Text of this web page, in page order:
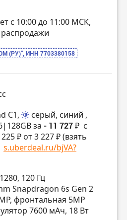
с 10:00 до 11:00 МСК,
(РУ)”, ИНН 7703380158
C1,
серый, синий ,
за - 11 727 ₽ с
₽ от 3 227 ₽ (взять
s.uberdeal.ru/bjVA?
120 Гц
Snapdragon 6s Gen 2
фронтальная 5MP
7600 мАч, 18 Вт